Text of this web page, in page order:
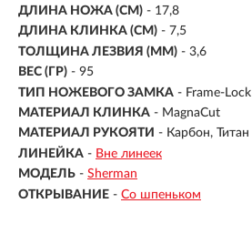
ДЛИНА НОЖА (СМ) - 17,8
ДЛИНА КЛИНКА (СМ) - 7,5
ТОЛЩИНА ЛЕЗВИЯ (ММ) - 3,6
ВЕС (ГР) - 95
ТИП НОЖЕВОГО ЗАМКА - Frame-Lock
МАТЕРИАЛ КЛИНКА - MagnaCut
МАТЕРИАЛ РУКОЯТИ - Карбон, Титан
ЛИНЕЙКА - Вне линеек
МОДЕЛЬ - Sherman
ОТКРЫВАНИЕ - Со шпеньком